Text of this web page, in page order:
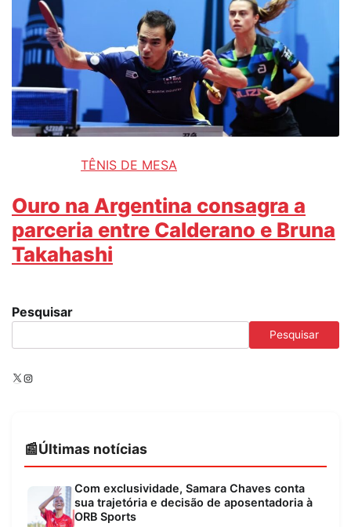
TÊNIS DE MESA
Ouro na Argentina consagra a
parceria entre Calderano e Bruna
Takahashi
Pesquisar
Pesquisar
X Instagram
Últimas notícias
Com exclusividade, Samara Chaves conta
sua trajetória e decisão de aposentadoria à
ORB Sports